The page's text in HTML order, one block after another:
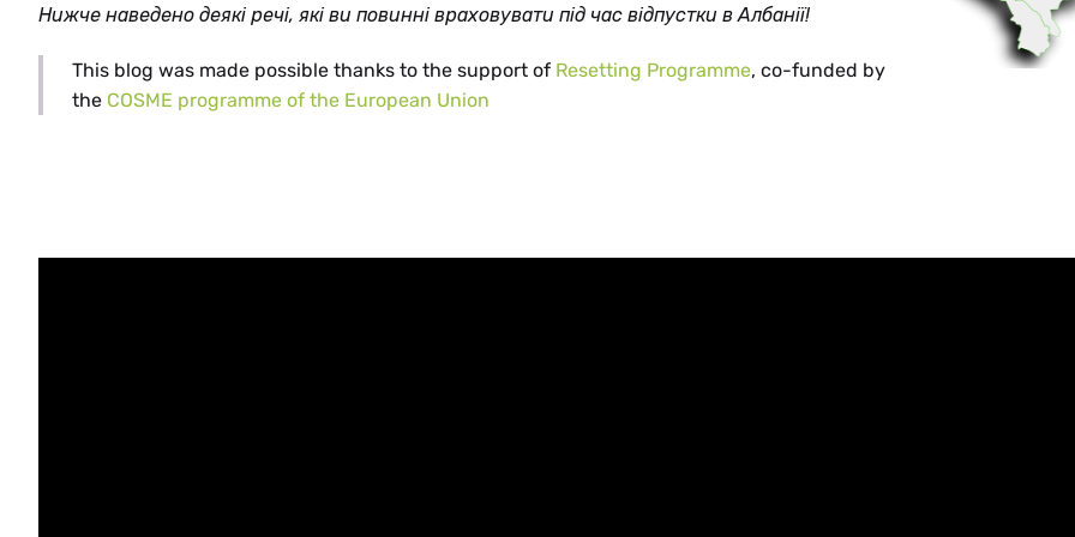
Нижче наведено деякі речі, які ви повинні враховувати під час відпустки в Албанії!
This blog was made possible thanks to the support of Resetting Programme, co-funded by
the COSME programme of the European Union